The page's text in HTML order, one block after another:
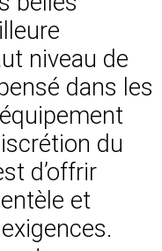
niveau de
dans les
du
d’offrir
et